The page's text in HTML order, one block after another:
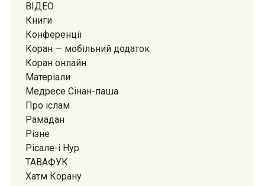
ВІДЕО
Книги
Конференції
Коран — мобiльний додаток
Коран онлайн
Матеріали
Медресе Сiнан-паша
Про іслам
Рамадан
Різне
Рісале-і Нур
ТАВАФУК
Хатм Корану